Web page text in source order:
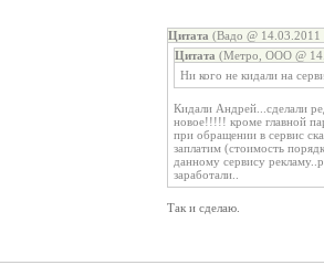
Цитата (Вадо @ 14.03.2011
Цитата (Метро, ООО @
Ни кого не кидали на
Кидали Андрей...сделали
новое!!!!! кроме главной
при обращении в сервис
заплатим (стоимость
данному сервису
заработали..
Так и сделаю.